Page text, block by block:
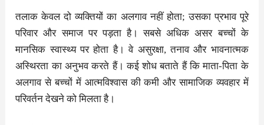
तलाक केवल दो व्यक्तियों का अलगाव नहीं होता; उसका प्रभाव पूरे
परिवार और समाज पर पड़ता है। सबसे अधिक असर बच्चों के
मानसिक स्वास्थ्य पर होता है। वे असुरक्षा, तनाव और भावनात्मक
अस्थिरता का अनुभव करते हैं। कई शोध बताते हैं कि माता-पिता के
अलगाव से बच्चों में आत्मविश्वास की कमी और सामाजिक व्यवहार में
परिवर्तन देखने को मिलता है।